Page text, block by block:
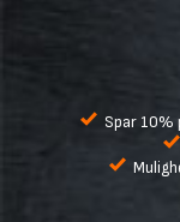
Spar 10%